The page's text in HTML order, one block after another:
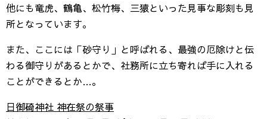
他にも竜虎、鶴亀、松竹梅、三猿といった見事な彫刻も見
所となっています。
また、ここには「砂守り」と呼ばれる、最強の厄除けと伝
わる御守りがあるとかで、社務所に立ち寄れば手に入れる
ことができるとか…。
日御碕神社 神在祭の祭事